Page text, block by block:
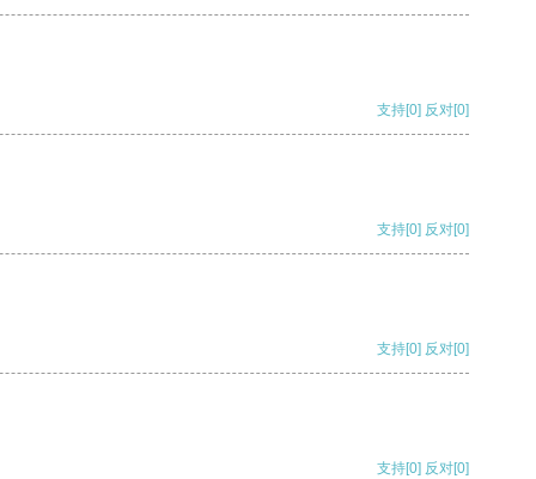
支持[0] 反对[0]
支持[0] 反对[0]
支持[0] 反对[0]
支持[0] 反对[0]